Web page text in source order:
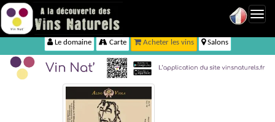
Le domaine Carte Acheter les vins Salons